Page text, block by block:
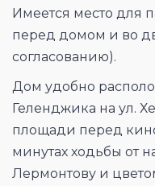
Имеется место для
перед домом и во
согласованию).
Дом удобно
Геленджика на ул.
площади перед
минутах ходьбы от
Лермонтову и